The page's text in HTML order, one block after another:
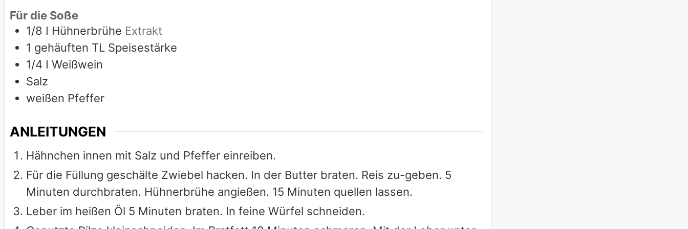
Für die Soße
1/8 I Hühnerbrühe Extrakt
1 gehäuften TL Speisestärke
1/4 I Weißwein
Salz
weißen Pfeffer
ANLEITUNGEN
Hähnchen innen mit Salz und Pfeffer einreiben.
Für die Füllung geschälte Zwiebel hacken. In der Butter braten. Reis zu-geben. 5
Minuten durchbraten. Hühnerbrühe angießen. 15 Minuten quellen lassen.
Leber im heißen Öl 5 Minuten braten. In feine Würfel schneiden.